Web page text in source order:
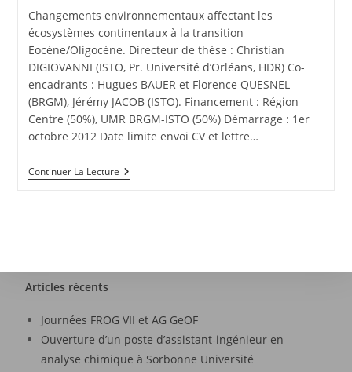
Changements environnementaux affectant les
écosystèmes continentaux à la transition
Eocène/Oligocène. Directeur de thèse : Christian
DIGIOVANNI (ISTO, Pr. Université d’Orléans, HDR) Co-
encadrants : Hugues BAUER et Florence QUESNEL
(BRGM), Jérémy JACOB (ISTO). Financement : Région
Centre (50%), UMR BRGM-ISTO (50%) Démarrage : 1er
octobre 2012 Date limite envoi CV et lettre…
Continuer La Lecture
Articles récents
Journées FROG VII et AG GeOF
Ouverture d’un poste d’assistant-ingénieur en
analyse chimique à Sorbonne Université